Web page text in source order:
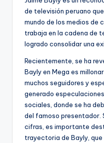
de televisión peruano
mundo de los medios de
trabaja en la cadena de
logrado consolidar una
Recientemente, se ha
Bayly en Mega es
muchos seguidores y
generado
sociales, donde se ha
del famoso presentador.
cifras, es importante
trayectoria de Bayly, que